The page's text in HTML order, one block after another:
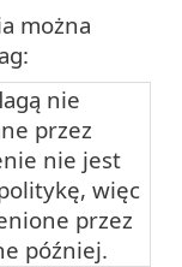
można
nie
przez
nie jest
więc
przez
później.